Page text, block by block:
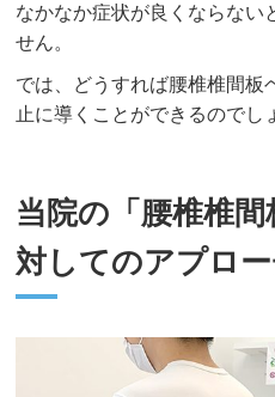
なかなか症状が良くならない
せん。
では、どうすれば腰椎椎間板
止に導くことができるのでし
当院の「腰椎椎
対してのアプロ